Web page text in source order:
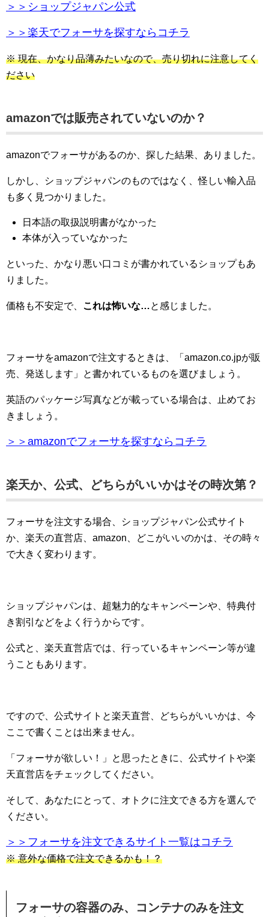
＞＞ショップジャパン公式
＞＞楽天でフォーサを探すならコチラ
※ 現在、かなり品薄みたいなので、売り切れに注意してく
ださい
amazonでは販売されていないのか？
amazonでフォーサがあるのか、探した結果、ありました。
しかし、ショップジャパンのものではなく、怪しい輸入品
も多く見つかりました。
日本語の取扱説明書がなかった
本体が入っていなかった
といった、かなり悪い口コミが書かれているショップもあ
りました。
価格も不安定で、 これは怖いな…と感じました。
フォーサをamazonで注文するときは、「amazon.co.jpが販
売、発送します」と書かれているものを選びましょう。
英語のパッケージ写真などが載っている場合は、止めてお
きましょう。
＞＞amazonでフォーサを探すならコチラ
楽天か、公式、どちらがいいかはその時次第？
フォーサを注文する場合、ショップジャパン公式サイト
か、楽天の直営店、amazon、どこがいいのかは、その時々
で大きく変わります。
ショップジャパンは、超魅力的なキャンペーンや、特典付
き割引などをよく行うからです。
公式と、楽天直営店では、行っているキャンペーン等が違
うこともあります。
ですので、公式サイトと楽天直営、どちらがいいかは、今
ここで書くことは出来ません。
「フォーサが欲しい！」と思ったときに、公式サイトや楽
天直営店をチェックしてください。
そして、あなたにとって、オトクに注文できる方を選んで
ください。
＞＞フォーサを注文できるサイト一覧はコチラ
※ 意外な価格で注文できるかも！？
フォーサの容器のみ、コンテナのみを注文